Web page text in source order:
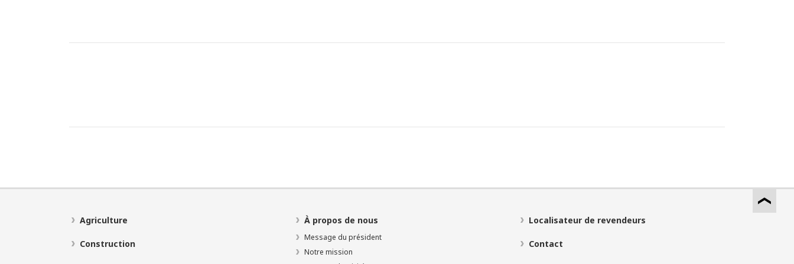
Agriculture
Construction
À propos de nous
Message du président
Notre mission
Localisateur de revendeurs
Contact